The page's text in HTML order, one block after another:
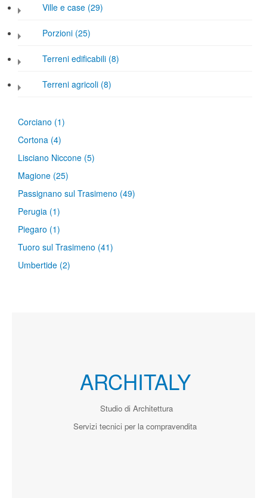
Ville e case (29)
Porzioni (25)
Terreni edificabili (8)
Terreni agricoli (8)
Corciano (1)
Cortona (4)
Lisciano Niccone (5)
Magione (25)
Passignano sul Trasimeno (49)
Perugia (1)
Piegaro (1)
Tuoro sul Trasimeno (41)
Umbertide (2)
ARCHITALY
Studio di Architettura
Servizi tecnici per la compravendita